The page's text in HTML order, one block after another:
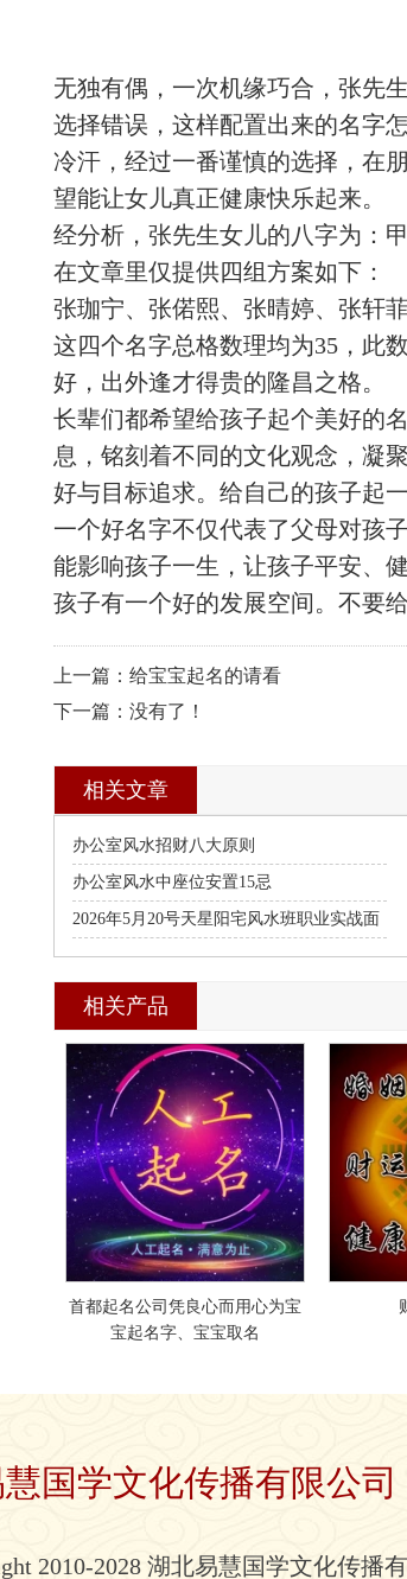
无独有偶，一次机缘巧合，张先
选择错误，这样配置出来的名字
冷汗，经过一番谨慎的选择，在
望能让女儿真正健康快乐起来。
经分析，张先生女儿的八字为：
在文章里仅提供四组方案如下：
张珈宁、张偌熙、张晴婷、张轩
这四个名字总格数理均为35，此
好，出外逢才得贵的隆昌之格。
长辈们都希望给孩子起个美好的
息，铭刻着不同的文化观念，凝
好与目标追求。给自己的孩子起
一个好名字不仅代表了父母对孩
能影响孩子一生，让孩子平安、
孩子有一个好的发展空间。不要
上一篇：给宝宝起名的请看
下一篇：没有了！
相关文章
办公室风水招财八大原则
办公室风水中座位安置15忌
2026年5月20号天星阳宅风水班职业实战面
授班
相关产品
首都起名公司凭良心而用心为宝
宝起名字、宝宝取名
国学文化传播有限公司
2010-2028 湖北易慧国学文化传播